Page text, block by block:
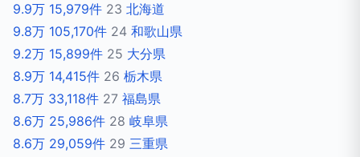
9.9万 15,979件 23 北海道
9.8万 105,170件 24 和歌山県
9.2万 15,899件 25 大分県
8.9万 14,415件 26 栃木県
8.7万 33,118件 27 福島県
8.6万 25,986件 28 岐阜県
8.6万 29,059件 29 三重県